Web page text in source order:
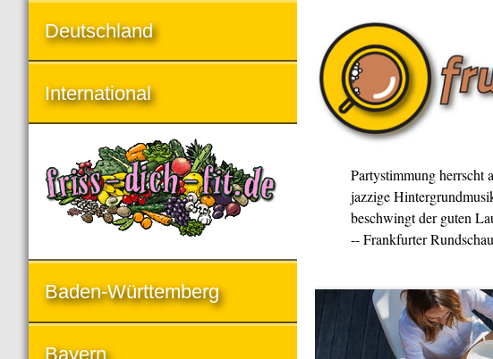
Partystimmung herrscht
jazzige
beschwingt der guten
-- Frankfurter
Deutschland
International
Baden-Württemberg
Bayern